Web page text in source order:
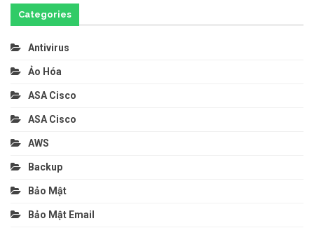
Categories
Antivirus
Ảo Hóa
ASA Cisco
ASA Cisco
AWS
Backup
Bảo Mật
Bảo Mật Email